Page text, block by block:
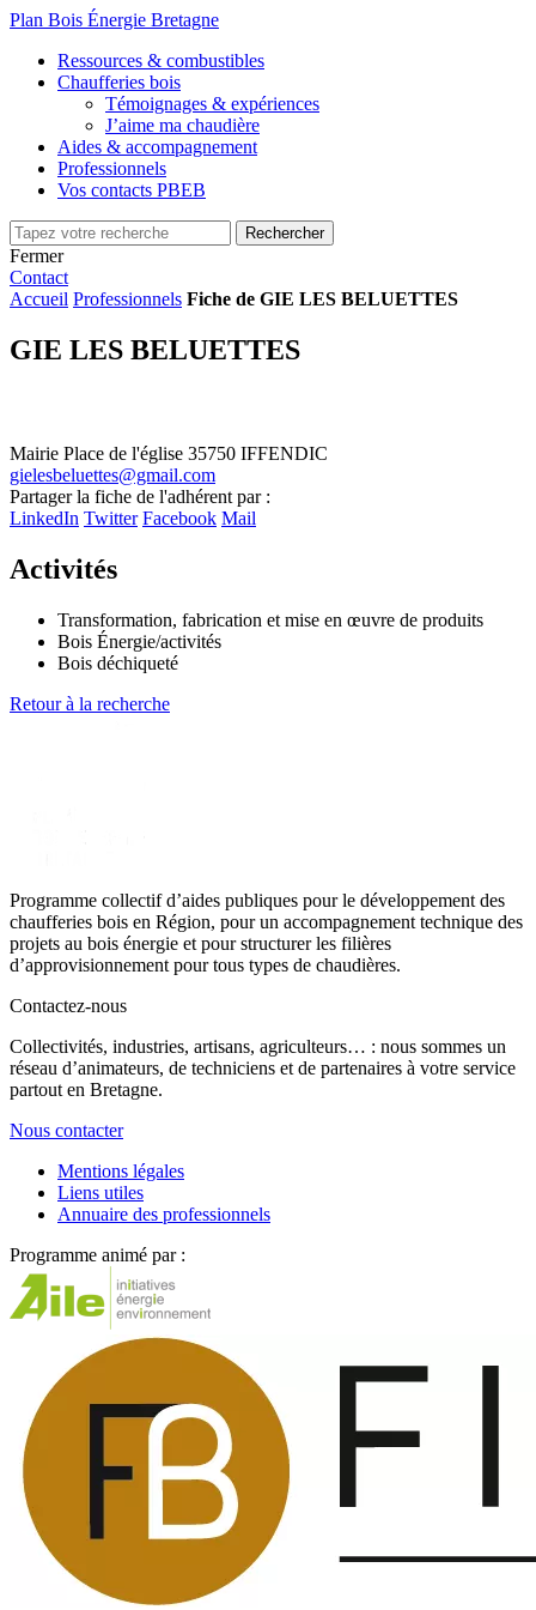
Plan Bois Énergie Bretagne
Ressources & combustibles
Chaufferies bois
Témoignages & expériences
J’aime ma chaudière
Aides & accompagnement
Professionnels
Vos contacts PBEB
Fermer
Contact
Accueil Professionnels Fiche de GIE LES BELUETTES
GIE LES BELUETTES
Mairie Place de l'église 35750 IFFENDIC
gielesbeluettes@gmail.com
+
−
Partager la fiche de l'adhérent par :
LinkedIn Twitter Facebook Mail
Activités
Transformation, fabrication et mise en œuvre de produits
Bois Énergie/activités
Bois déchiqueté
Retour à la recherche
Programme collectif d’aides publiques pour le développement des
chaufferies bois en Région, pour un accompagnement technique des
projets au bois énergie et pour structurer les filières
d’approvisionnement pour tous types de chaudières.
Contactez-nous
Collectivités, industries, artisans, agriculteurs… : nous sommes un
réseau d’animateurs, de techniciens et de partenaires à votre service
partout en Bretagne.
Nous contacter
Mentions légales
Liens utiles
Annuaire des professionnels
Programme animé par :